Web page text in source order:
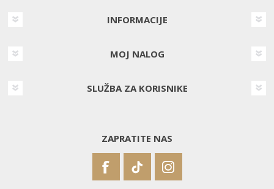
INFORMACIJE
MOJ NALOG
SLUŽBA ZA KORISNIKE
ZAPRATITE NAS